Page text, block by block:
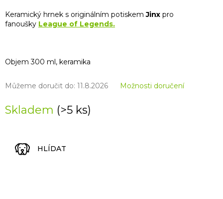
Skladem (>5 ks)
Můžeme doručit do: 11.8.2026 Možnosti doručení
Keramický hrnek s originálním potiskem Jinx pro
fanoušky League of Legends.
Objem 300 ml, keramika
HLÍDAT